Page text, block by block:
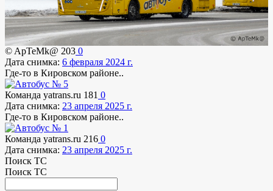
© ApTeMk@ 203 0
Дата снимка: 6 февраля 2024 г.
Где-то в Кировском районе..
Команда yatrans.ru 181 0
Дата снимка: 23 апреля 2025 г.
Где-то в Кировском районе..
Команда yatrans.ru 216 0
Дата снимка: 23 апреля 2025 г.
Поиск ТС
Поиск ТС